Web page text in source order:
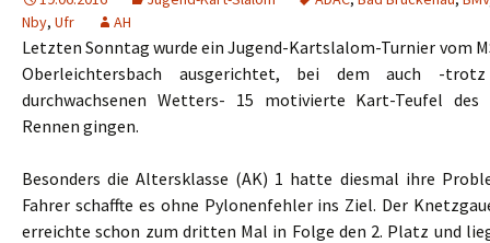
Nby, Ufr AH
Letzten Sonntag wurde ein Jugend-Kartslalom-Turnier vom
Oberleichtersbach ausgerichtet, bei dem auch -
durchwachsenen Wetters- 15 motivierte Kart-Teufel des
Rennen gingen.
Besonders die Altersklasse (AK) 1 hatte diesmal ihre
Fahrer schaffte es ohne Pylonenfehler ins Ziel. Der
erreichte schon zum dritten Mal in Folge den 2. Platz und